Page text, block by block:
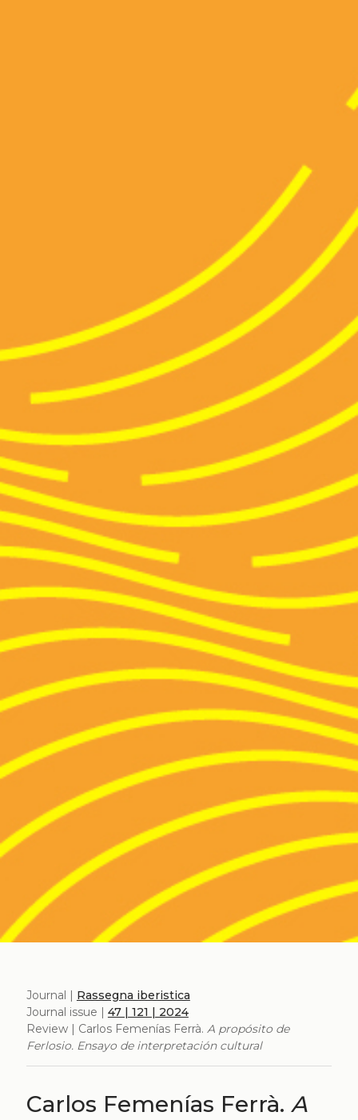
Journal | Rassegna iberistica
Journal issue | 47 | 121 | 2024
Review | Carlos Femenías Ferrà. A propósito de
Ferlosio. Ensayo de interpretación cultural
Carlos Femenías Ferrà. A